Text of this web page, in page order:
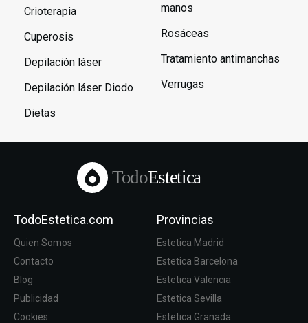
Crioterapia
Cuperosis
Depilación láser
Depilación láser Diodo
Dietas
manos
Rosáceas
Tratamiento antimanchas
Verrugas
TodoEstetica
TodoEstetica.com
Quien Somos
Contacto
Blog
Publicidad
Cookies
Provincias
Estetica Madrid
Estetica Barcelona
Estetica Valencia
Estetica Sevilla
Estetica Granada